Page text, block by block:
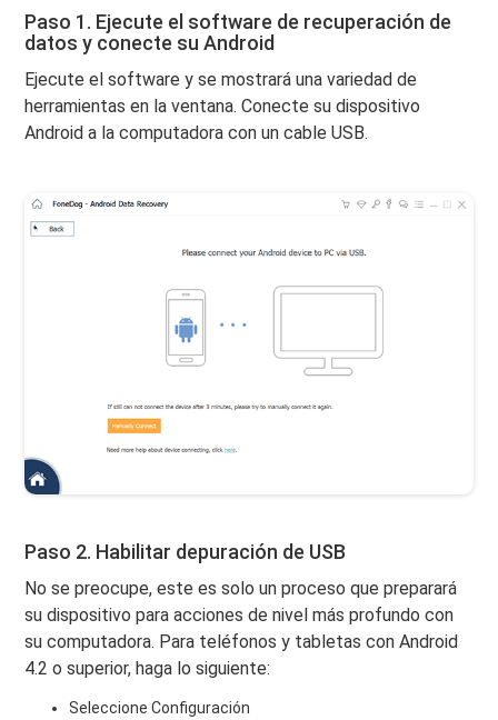
Paso 1. Ejecute el software de recuperación de
datos y conecte su Android
Ejecute el software y se mostrará una variedad de
herramientas en la ventana. Conecte su dispositivo
Android a la computadora con un cable USB.
Paso 2. Habilitar depuración de USB
No se preocupe, este es solo un proceso que preparará
su dispositivo para acciones de nivel más profundo con
su computadora. Para teléfonos y tabletas con Android
4.2 o superior, haga lo siguiente:
Seleccione Configuración